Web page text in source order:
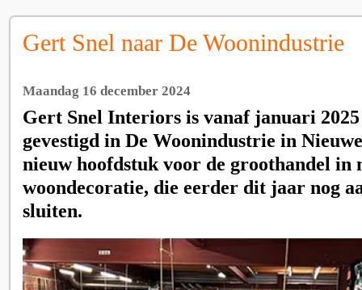
Gert Snel naar De Woonindustrie
Maandag 16 december 2024
Gert Snel Interiors is vanaf januari
gevestigd in De Woonindustrie in
nieuw hoofdstuk voor de groothandel in
woondecoratie, die eerder dit jaar nog
sluiten.